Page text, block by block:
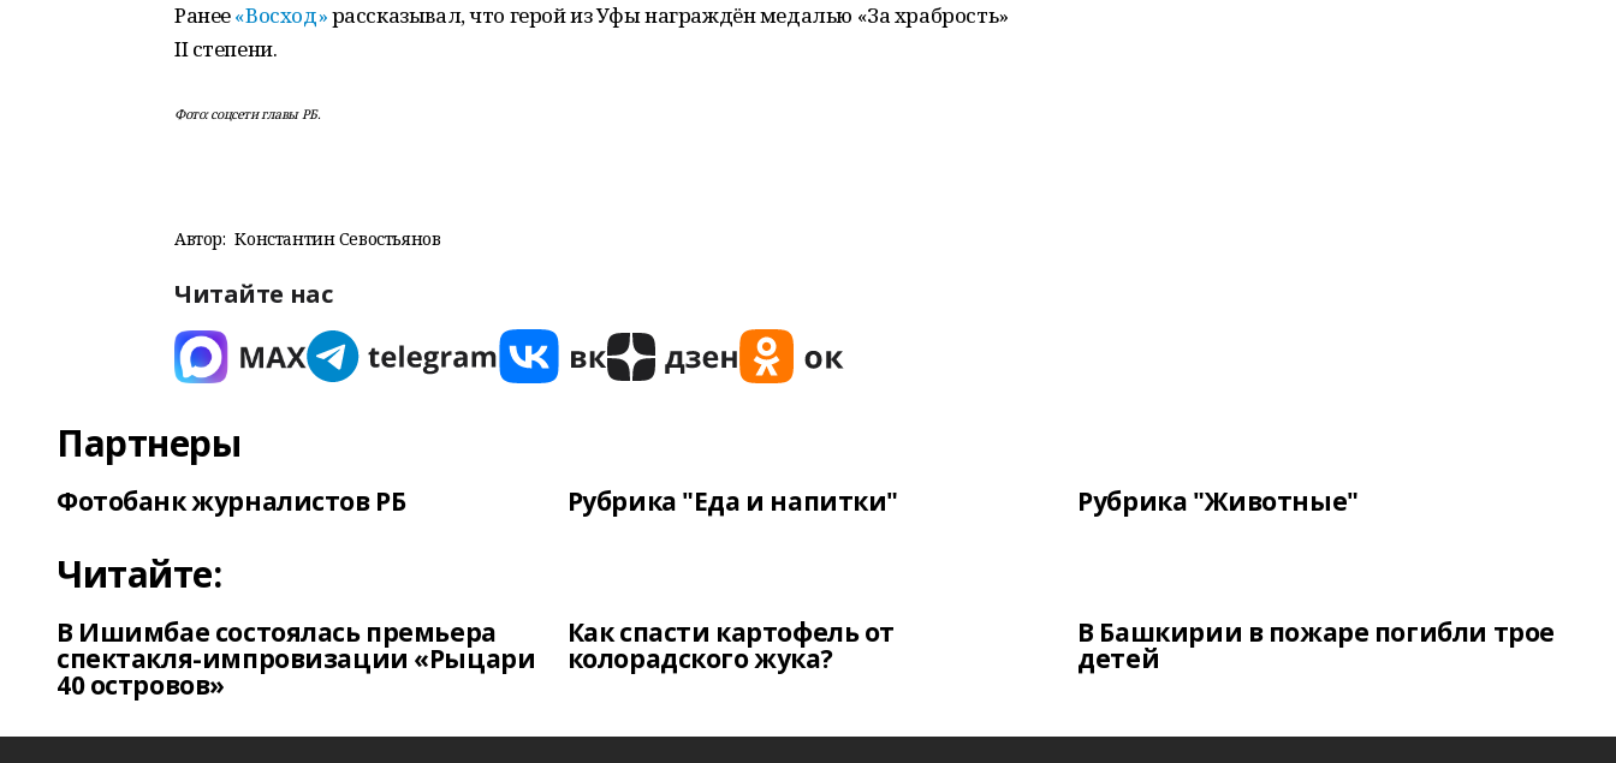
Ранее«Восход»рассказывал, что герой из Уфы награждён медалью «За храбрость»
II степени.
Фото: соцсети главы РБ.
Автор: Константин Севостьянов
Читайте нас
Партнеры
Фотобанк журналистов РБ Рубрика "Еда и напитки" Рубрика "Животные"
Читайте:
В Ишимбае состоялась премьера
спектакля-импровизации «Рыцари
40 островов»
Как спасти картофель от
колорадского жука?
В Башкирии в пожаре погибли трое
детей